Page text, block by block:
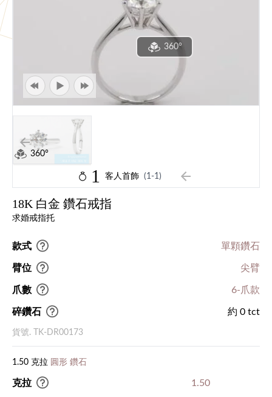
360°
360°
1 客人首飾 (1-1)
18K 白金 鑽石戒指
求婚戒指托
款式 單顆鑽石
臂位 尖臂
爪數 6-爪款
碎鑽石 約 0 tct
貨號. TK-DR00173
1.50 克拉 圓形 鑽石
克拉 1.50